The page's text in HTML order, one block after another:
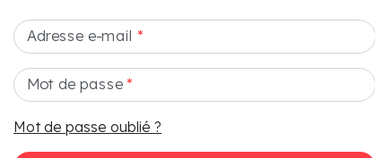
Adresse e-mail *
Mot de passe*
Mot de passe oublié ?